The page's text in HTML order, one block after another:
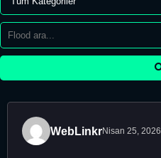
WebLinkrNisan 25, 2026